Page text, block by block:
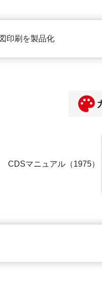
印刷を製品化
CDSマニュアル（1975）